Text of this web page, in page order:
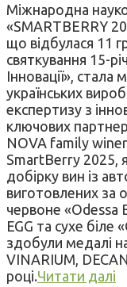
Міжнародна
«SMARTBERRY
що відбулася 11
святкування 15-
Інновації»,
українських
експертизу з
ключових
NOVA family
SmartBerry 2025,
добірку вин із
виготовлених за
червоне «Odessa
EGG та сухе
здобули медалі
VINARIUM,
році.Читати далі